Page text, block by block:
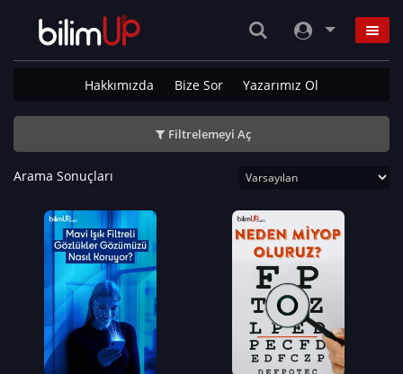
Hakkımızda Bize Sor Yazarımız Ol
Filtrelemeyi Aç
Arama Sonuçları